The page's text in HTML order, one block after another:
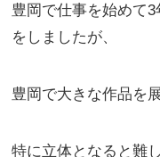
豊岡で仕事を始めて
をしましたが、
豊岡で大きな作品を
特に立体となると難